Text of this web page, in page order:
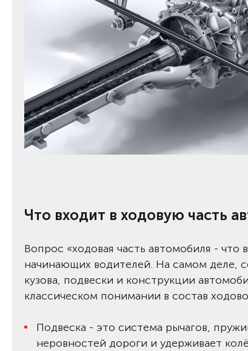
Что входит в ходовую часть
Вопрос «ходовая часть автомобиля -
начинающих водителей. На самом деле,
кузова, подвески и конструкции
классическом понимании в состав
Подвеска - это система рычагов,
неровностей дороги и удерживает